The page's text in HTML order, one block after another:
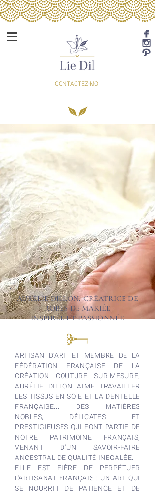
CONTACTEZ-MOI
AURÉLIE DILLON, CRÉATRICE DE
ROBES DE MARIÉE
INSPIRÉE ET PASSIONNÉE
ARTISAN D'ART ET MEMBRE DE LA
FÉDÉRATION FRANÇAISE DE LA
CRÉATION COUTURE SUR-MESURE,
AURÉLIE DILLON AIME TRAVAILLER
LES TISSUS EN SOIE ET LA DENTELLE
FRANÇAISE... DES MATIÈRES
NOBLES, DÉLICATES ET
PRESTIGIEUSES QUI FONT PARTIE DE
NOTRE PATRIMOINE FRANÇAIS,
VENANT D'UN SAVOIR-FAIRE
ANCESTRAL DE QUALITÉ INÉGALÉE.
ELLE EST FIÈRE DE PERPÉTUER
L'ARTISANAT FRANÇAIS : UN ART QUI
SE NOURRIT DE PATIENCE ET DE